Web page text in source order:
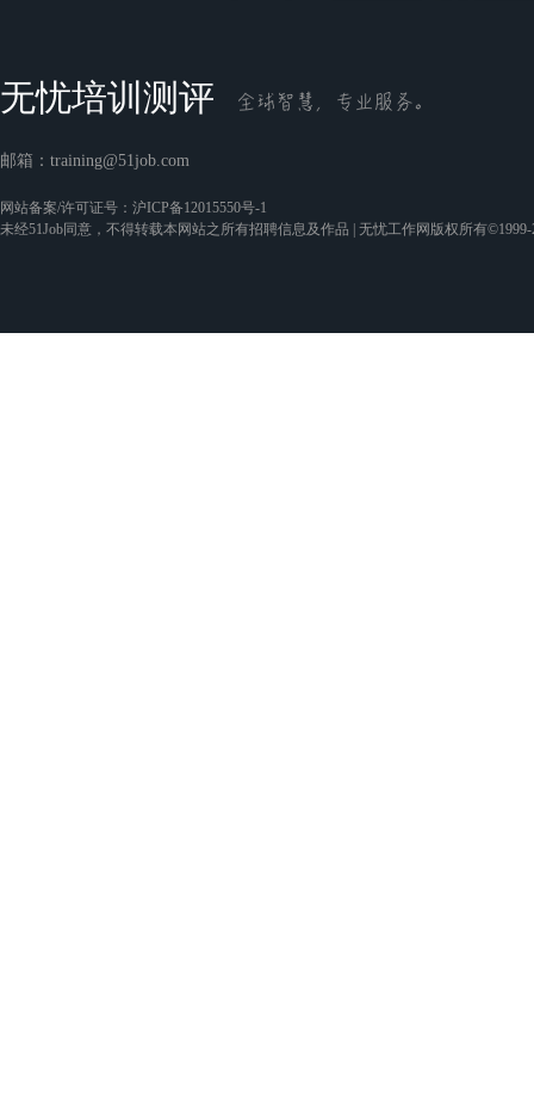
无忧培训测评
邮箱： training@51job.com
网站备案/许可证号： 沪ICP备12015550号-1
未经51Job同意，不得转载本网站之所有招聘信息及作品 | 无忧工作网版权所有©1999-